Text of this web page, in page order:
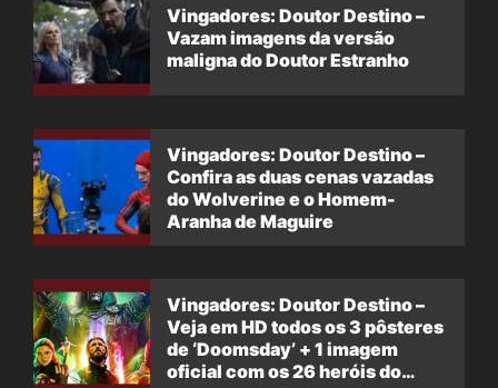
Vingadores: Doutor Destino –
Vazam imagens da versão
maligna do Doutor Estranho
Vingadores: Doutor Destino –
Confira as duas cenas vazadas
do Wolverine e o Homem-
Aranha de Maguire
Vingadores: Doutor Destino –
Veja em HD todos os 3 pôsteres
de ‘Doomsday’ + 1 imagem
oficial com os 26 heróis do